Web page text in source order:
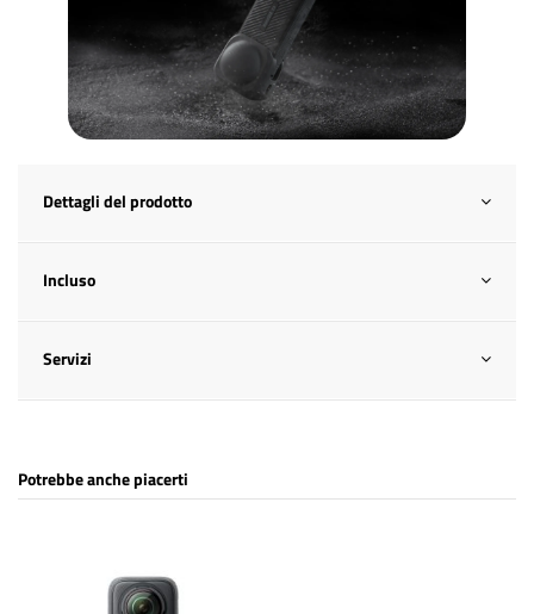
Dettagli del prodotto
Incluso
Servizi
Potrebbe anche piacerti